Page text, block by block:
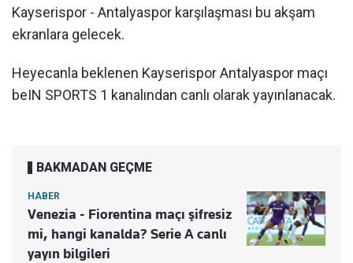
Kayserispor - Antalyaspor karşılaşması bu akşam
ekranlara gelecek.
Heyecanla beklenen Kayserispor Antalyaspor maçı
beIN SPORTS 1 kanalından canlı olarak yayınlanacak.
BAKMADAN GEÇME
HABER
Venezia - Fiorentina maçı şifresiz
mi, hangi kanalda? Serie A canlı
yayın bilgileri